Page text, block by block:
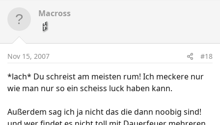
Macross
Nov 15, 2007 #18
*lach* Du schreist am meisten rum! Ich meckere nur
wie man nur so ein scheiss luck haben kann.
Außerdem sag ich ja nicht das die dann noobig sind!